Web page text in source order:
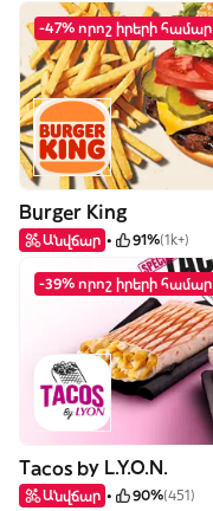
-47% որոշ իրերի համար
Burger King
Անվճար 91%(1k+)
-39% որոշ իրերի համար
Tacos by L.Y.O.N.
Անվճար 90%(451)